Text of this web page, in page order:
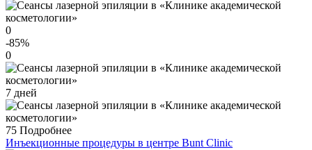
0
-85%
0
7 дней
75 Подробнее
Инъекционные процедуры в центре Bunt Clinic